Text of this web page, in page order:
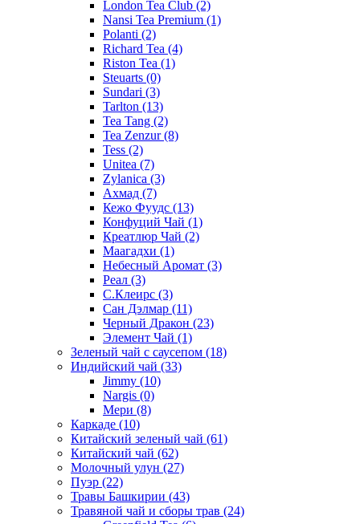
London Tea Club (2)
Nansi Tea Premium (1)
Polanti (2)
Richard Tea (4)
Riston Tea (1)
Steuarts (0)
Sundari (3)
Tarlton (13)
Tea Tang (2)
Tea Zenzur(8)
Tess (2)
Unitea (7)
Zylanica (3)
Ахмад (7)
Кежо Фуудс (13)
Конфуций Чай (1)
Креатлюр Чай (2)
Маагадхи (1)
Небесный Аромат (3)
Реал (3)
С.Клеирс (3)
Сан Дэлмар (11)
Черный Дракон (23)
Элемент Чай (1)
Зеленый чай с саусепом (18)
Индийский чай (33)
Jimmy (10)
Nargis (0)
Мери (8)
Каркаде (10)
Китайский зеленый чай (61)
Китайский чай (62)
Молочный улун (27)
Пуэр (22)
Травы Башкирии (43)
Травяной чай и сборы трав (24)